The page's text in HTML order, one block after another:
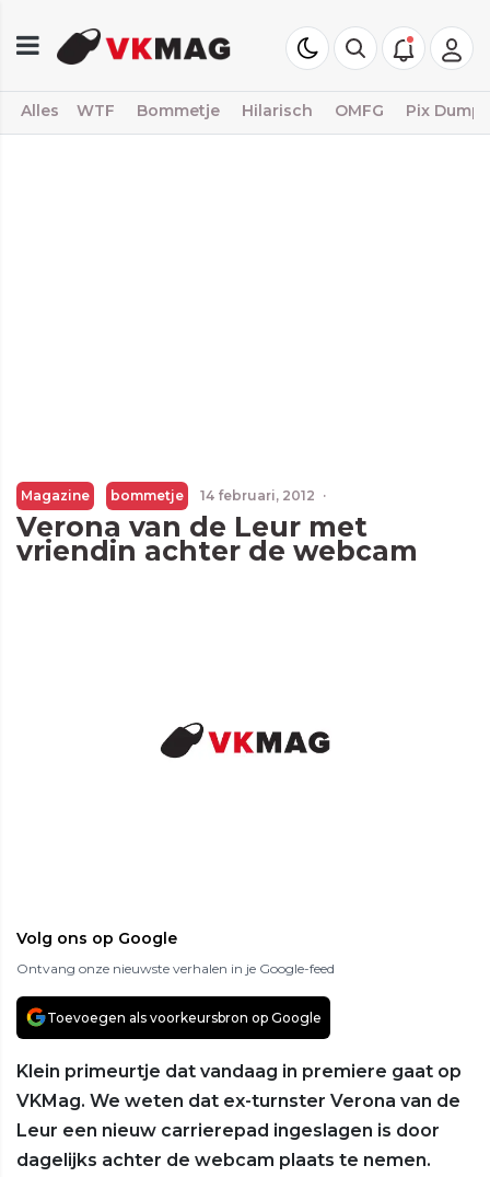
Alles WTF Bommetje Hilarisch OMFG Pix Dump
Magazine bommetje 14 februari, 2012 ·
Verona van de Leur met
vriendin achter de webcam
Volg ons op Google
Ontvang onze nieuwste verhalen in je Google-feed
Toevoegen als voorkeursbron op Google
Klein primeurtje dat vandaag in premiere gaat op
VKMag. We weten dat ex-turnster Verona van de
Leur een nieuw carrierepad ingeslagen is door
dagelijks achter de webcam plaats te nemen.